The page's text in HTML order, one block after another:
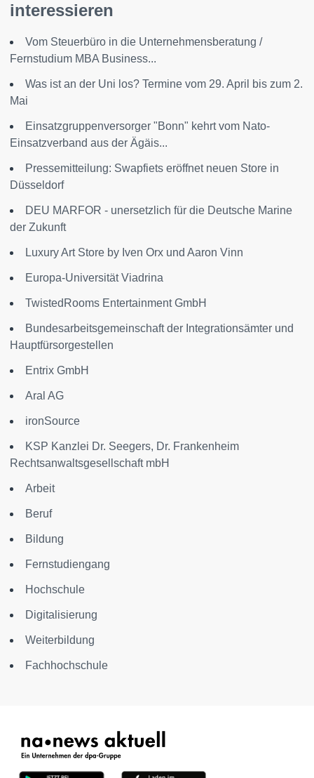
interessieren
Vom Steuerbüro in die Unternehmensberatung /
Fernstudium MBA Business...
Was ist an der Uni los? Termine vom 29. April bis zum 2.
Mai
Einsatzgruppenversorger "Bonn" kehrt vom Nato-
Einsatzverband aus der Ägäis...
Pressemitteilung: Swapfiets eröffnet neuen Store in
Düsseldorf
DEU MARFOR - unersetzlich für die Deutsche Marine
der Zukunft
Luxury Art Store by Iven Orx und Aaron Vinn
Europa-Universität Viadrina
TwistedRooms Entertainment GmbH
Bundesarbeitsgemeinschaft der Integrationsämter und
Hauptfürsorgestellen
Entrix GmbH
Aral AG
ironSource
KSP Kanzlei Dr. Seegers, Dr. Frankenheim
Rechtsanwaltsgesellschaft mbH
Arbeit
Beruf
Bildung
Fernstudiengang
Hochschule
Digitalisierung
Weiterbildung
Fachhochschule